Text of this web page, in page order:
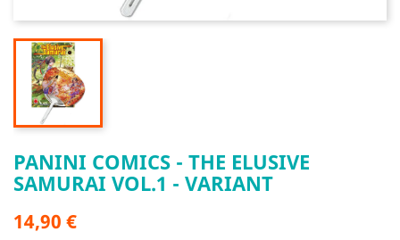
PANINI COMICS - THE ELUSIVE
SAMURAI VOL.1 - VARIANT
14,90 €